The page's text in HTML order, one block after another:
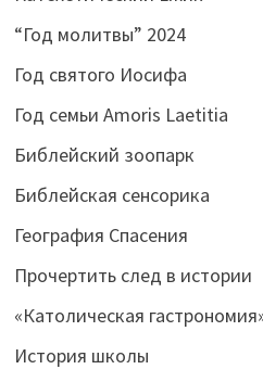
“Год молитвы” 2024
Год святого Иосифа
Год семьи Amoris Laetitia
Библейский зоопарк
Библейская сенсорика
География Спасения
Прочертить след в истории
«Католическая
История школы